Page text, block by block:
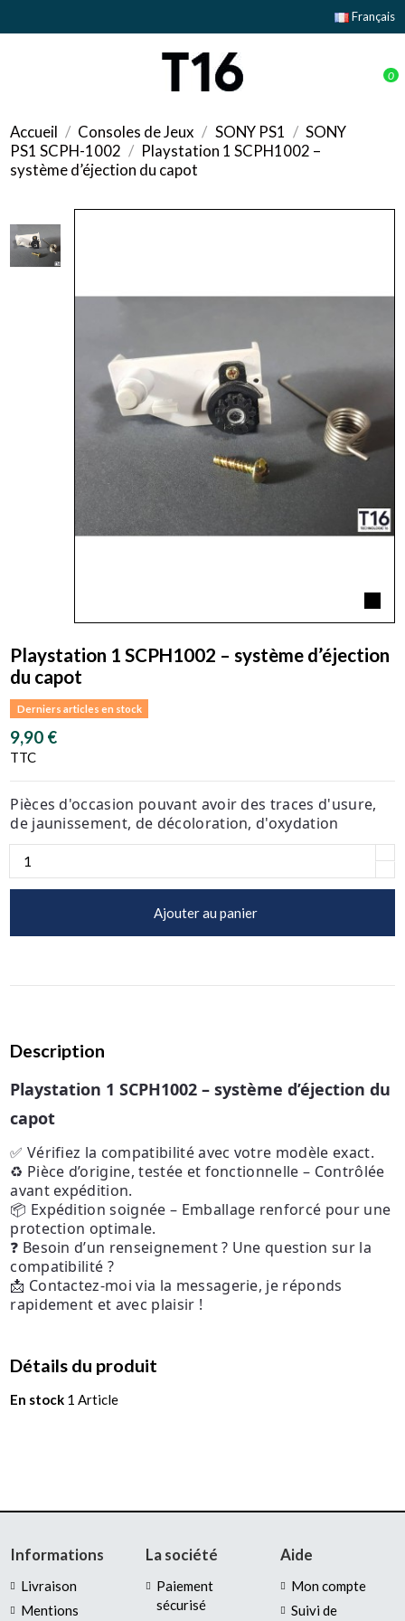
Français
0
Accueil Consoles de Jeux SONY PS1
SONY
PS1 SCPH-1002
Playstation 1 SCPH1002 –
système d’éjection du capot
Playstation 1 SCPH1002 – système d’éjection
du capot
Derniers articles en stock
9,90 €
TTC
Pièces d'occasion pouvant avoir des traces d'usure,
de jaunissement, de décoloration, d'oxydation
Ajouter au panier
Description
Playstation 1 SCPH1002 – système d’éjection du
capot
✅ Vérifiez la compatibilité avec votre modèle exact.
♻️ Pièce d’origine, testée et fonctionnelle – Contrôlée
avant expédition.
📦 Expédition soignée – Emballage renforcé pour une
protection optimale.
❓ Besoin d’un renseignement ? Une question sur la
compatibilité ?
📩 Contactez-moi via la messagerie, je réponds
rapidement et avec plaisir !
Détails du produit
En stock 1 Article
Informations
Livraison
Mentions
La société
Paiement
sécurisé
Aide
Mon compte
Suivi de